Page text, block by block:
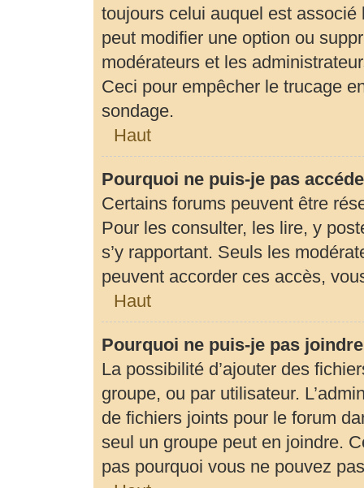
toujours celui auquel est associé
peut modifier une option ou
modérateurs et les
Ceci pour empêcher le trucage
sondage.
Haut
Pourquoi ne puis-je pas
Certains forums peuvent être
Pour les consulter, les lire, y
s’y rapportant. Seuls les
peuvent accorder ces accès,
Haut
Pourquoi ne puis-je pas
La possibilité d’ajouter des
groupe, ou par utilisateur.
de fichiers joints pour le forum
seul un groupe peut en joindre.
pas pourquoi vous ne pouvez